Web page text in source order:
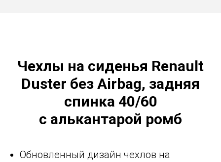
Чехлы на сиденья Renault
Duster без Airbag, задняя
спинка 40/60
с алькантарой ромб
Обновлённый дизайн чехлов на